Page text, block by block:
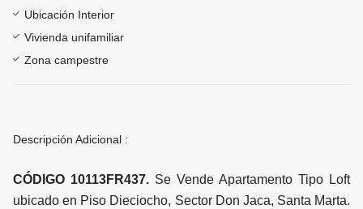
Ubicación Interior
Vivienda unifamiliar
Zona campestre
Descripción Adicional :
CÓDIGO 10113FR437. Se Vende Apartamento Tipo Loft
ubicado en Piso Dieciocho, Sector Don Jaca, Santa Marta.